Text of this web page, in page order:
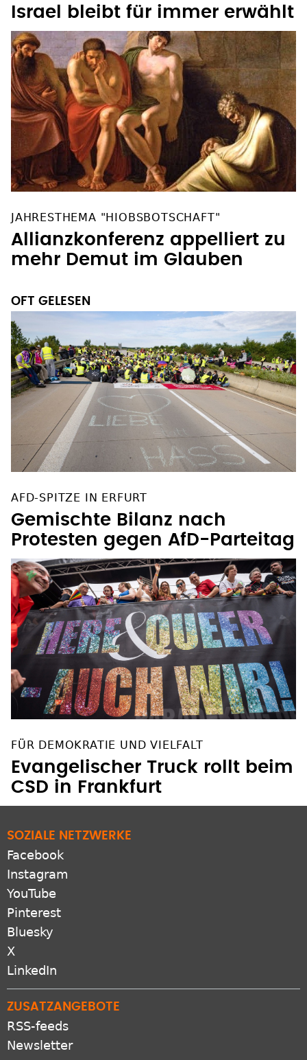
Israel bleibt für immer erwählt
JAHRESTHEMA "HIOBSBOTSCHAFT"
Allianzkonferenz appelliert zu
mehr Demut im Glauben
OFT GELESEN
AFD-SPITZE IN ERFURT
Gemischte Bilanz nach
Protesten gegen AfD-Parteitag
FÜR DEMOKRATIE UND VIELFALT
Evangelischer Truck rollt beim
CSD in Frankfurt
SOZIALE NETZWERKE
Facebook
Instagram
YouTube
Pinterest
Bluesky
X
LinkedIn
ZUSATZANGEBOTE
RSS-feeds
Newsletter